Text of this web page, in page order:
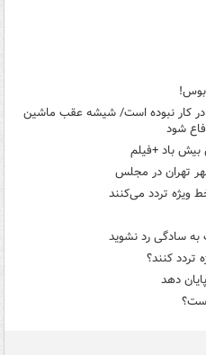
در کار نبوده است/ شیشه عقب ماشین
شود
بیش باد +فیلم
تهران در مجلس
ویژه تردد می‌کنند
به سادگی رد نشوید
تردد کنند؟
دهد